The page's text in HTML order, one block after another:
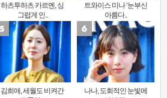
하츠투하츠 카르멘, 싱
그럽게 인..
트와이스 미나 ‘눈부신
아름다..
김희애, 세월도 비켜간
나나, 도회적인 눈빛에